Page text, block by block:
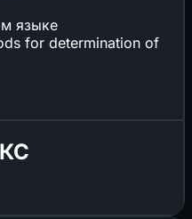
языке
for determination of